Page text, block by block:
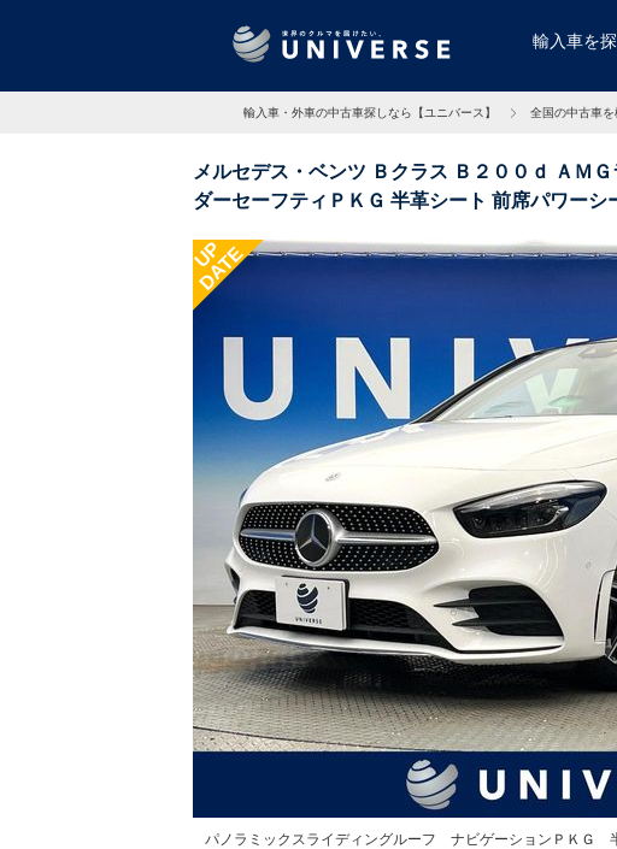
輸入車を
輸入車・外車の中古車探しなら【ユニバース】 全国の中古車を
メルセデス・ベンツ Ｂクラス Ｂ２００ｄ ＡＭ
ダーセーフティＰＫＧ 半革シート 前席パワー
UP
DATE
パノラミックスライディングルーフ ナビゲーションＰＫＧ